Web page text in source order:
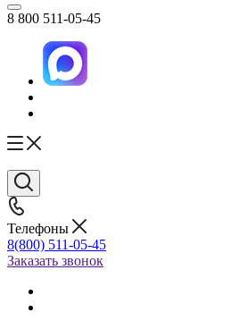
8 800 511-05-45
Телефоны
8(800) 511-05-45
Заказать звонок